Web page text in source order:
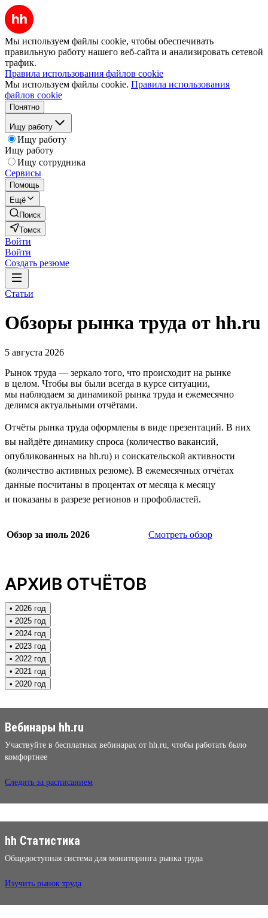
Мы используем файлы cookie, чтобы обеспечивать
правильную работу нашего веб-сайта и анализировать сетевой
трафик.
Правила использования файлов cookie
Мы используем файлы cookie. Правила использования
файлов cookie
Понятно
Ищу работу
Ищу работу
Ищу работу
Ищу сотрудника
Сервисы
Помощь
Ещё
Поиск
Томск
Войти
Войти
Создать резюме
Статьи
Обзоры рынка труда от hh.ru
5 августа 2026
Рынок труда — зеркало того, что происходит на рынке
в целом. Чтобы вы были всегда в курсе ситуации,
мы наблюдаем за динамикой рынка труда и ежемесячно
делимся актуальными отчётами.
Отчёты рынка труда оформлены в виде презентаций. В них
вы найдёте динамику спроса (количество вакансий,
опубликованных на hh.ru) и соискательской активности
(количество активных резюме). В ежемесячных отчётах
данные посчитаны в процентах от месяца к месяцу
и показаны в разрезе регионов и профобластей.
Обзор за июль 2026 Смотреть обзор
АРХИВ ОТЧЁТОВ
• 2026 год
• 2025 год
• 2024 год
• 2023 год
• 2022 год
• 2021 год
• 2020 год
Вебинары hh.ru
Участвуйте в бесплатных вебинарах от hh.ru, чтобы работать было
комфортнее
Следить за расписанием
hh Статистика
Общедоступная система для мониторинга рынка труда
Изучить рынок труда